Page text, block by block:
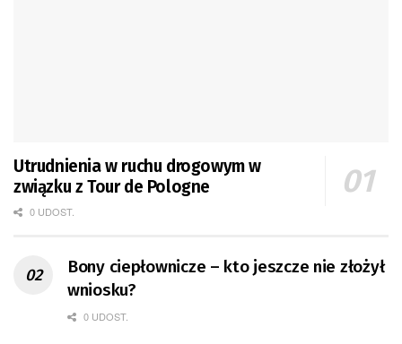
Utrudnienia w ruchu drogowym w
związku z Tour de Pologne
0 UDOST.
Bony ciepłownicze – kto jeszcze nie złożył
wniosku?
0 UDOST.